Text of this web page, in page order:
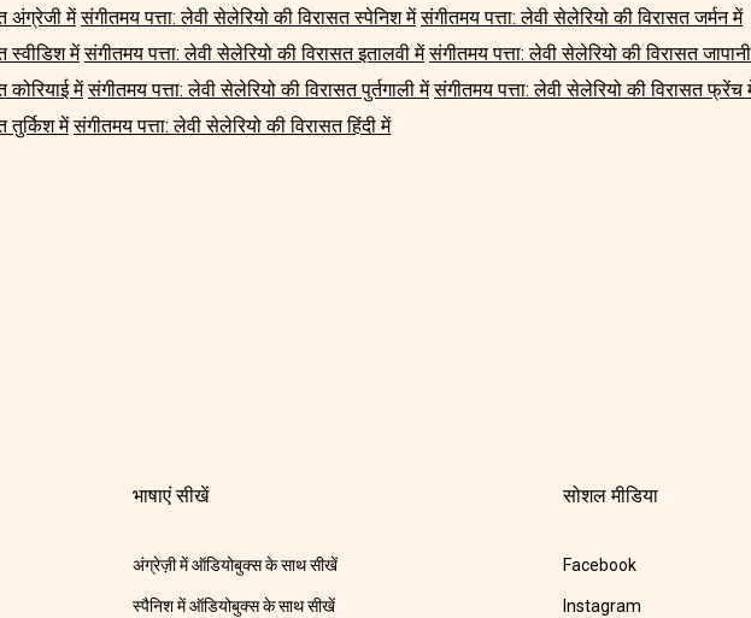
अंग्रेजी में संगीतमय पत्ता: लेवी सेलेरियो की विरासत स्पेनिश में संगीतमय पत्ता: लेवी सेलेरियो की विरासत जर्मन में
स्वीडिश में संगीतमय पत्ता: लेवी सेलेरियो की विरासत इतालवी में संगीतमय पत्ता: लेवी सेलेरियो की विरासत
कोरियाई में संगीतमय पत्ता: लेवी सेलेरियो की विरासत पुर्तगाली में संगीतमय पत्ता: लेवी सेलेरियो की विरासत फ्रेंच
तुर्किश में संगीतमय पत्ता: लेवी सेलेरियो की विरासत हिंदी में
भाषाएं सीखें
अंग्रेज़ी में ऑडियोबुक्स के साथ सीखें
स्पैनिश में ऑडियोबुक्स के साथ सीखें
सोशल मीडिया
Facebook
Instagram